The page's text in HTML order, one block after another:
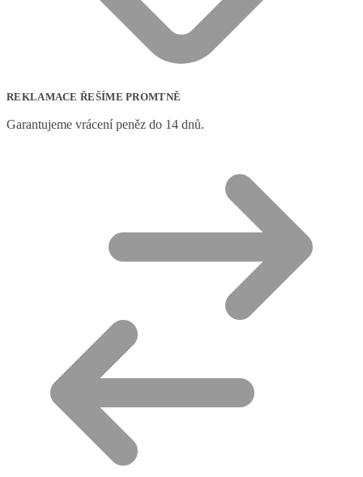
REKLAMACE ŘEŠÍME PROMTNĚ
Garantujeme vrácení peněz do 14 dnů.